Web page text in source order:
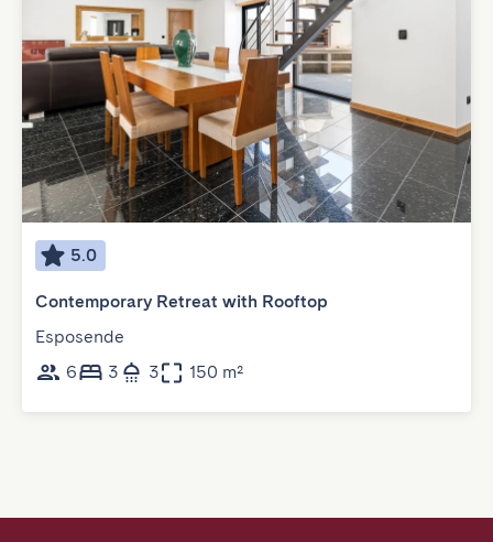
5.0
Contemporary Retreat with Rooftop
Esposende
6
3 3 150 m²